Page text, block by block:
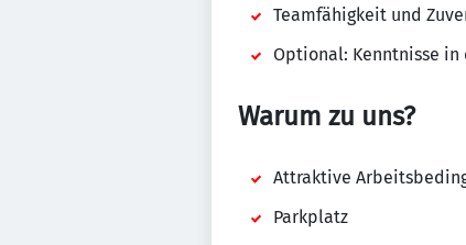
Teamfähigkeit und
Optional: Kenntnisse in
Warum zu uns?
Attraktive
Parkplatz